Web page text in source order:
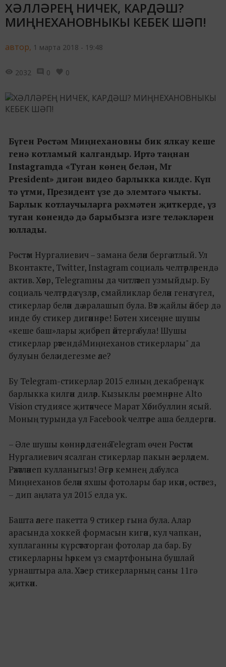
ХӘЛЛӘРЕҢ НИЧЕК, КАРДӘШ?
МИҢНЕХАНОВНЫКЫ КЕБЕК ШӘП!
автор, 1 марта 2018 - 19:48
2032 0 0
Бүген Рөстәм Миңнехановны бик ялкау кеше
генә котламый калгандыр. Иртә таңнан
Instagramда «Туган көнең белән, Mr
President» дигән видео барлыкка килде. Күп
тә үтми, Президент үзе дә элемтәгә чыкты.
Барлык котлаучыларга рәхмәтен җиткерде, үз
туган көнендә дә барыбызга изге теләкләрен
юллады.
Рөстәм Нургалиевич – замана белән бергә атлый. Ул
Вконтакте, Twitter, Instagram социаль челтәрләрендә
актив. Хәер, Telegramны да читләтеп узмыйдыр. Бу
социаль челтәрдә сүзләр, смайликлар белән генә түгел,
стикерлар белән дә аралашып була. Вәт җайлы әйбер дә
инде бу стикер дигәннәре! Бөтен хисеңне шушы
«кеше баш»лары җибәреп әйтергә була! Шушы
стикерлар рәтендә "Миңнеханов стикерлары" да
булуын белә идегезме әле?
Бу Telegram-стикерлар 2015 елның декабренә үк
барлыкка килгән диләр. Кызыклы рәсемнәрне Alto
Vision студиясе җитәкчесе Марат Хәбибуллин ясый.
Моның турында ул Facebook челтәре аша белдергән.
– Әле шушы көннәрдә генә Telegram өчен Рөстәм
Нургалиевич ясалган стикерлар пакын әзерләдем.
Рәхәтләнеп кулланыгыз! Әгәр кемнең дә булса
Миңнеханов белән яхшы фотолары бар икән, өстәгез,
– дип аңлата ул 2015 елда ук.
Башта әлеге пакетта 9 стикер гына була. Алар
арасында хоккей формасын кигән, кул чапкан,
хуплаганны күрсәтә торган фотолар да бар. Бу
стикерларны һәркем үз смартфонына бушлай
урнаштыра ала. Хәзер стикерларның саны 11гә
җиткән.